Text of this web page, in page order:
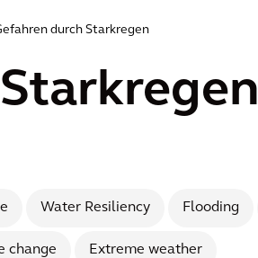
durch Starkregen
Water Resiliency Flooding
change Extreme weather